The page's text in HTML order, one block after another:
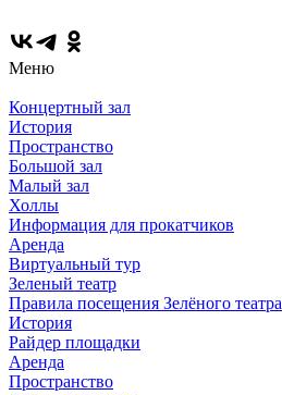
Меню
Концертный зал
История
Пространство
Большой зал
Малый зал
Холлы
Информация для прокатчиков
Аренда
Виртуальный тур
Зеленый театр
Правила посещения Зелёного театра
История
Райдер площадки
Аренда
Пространство